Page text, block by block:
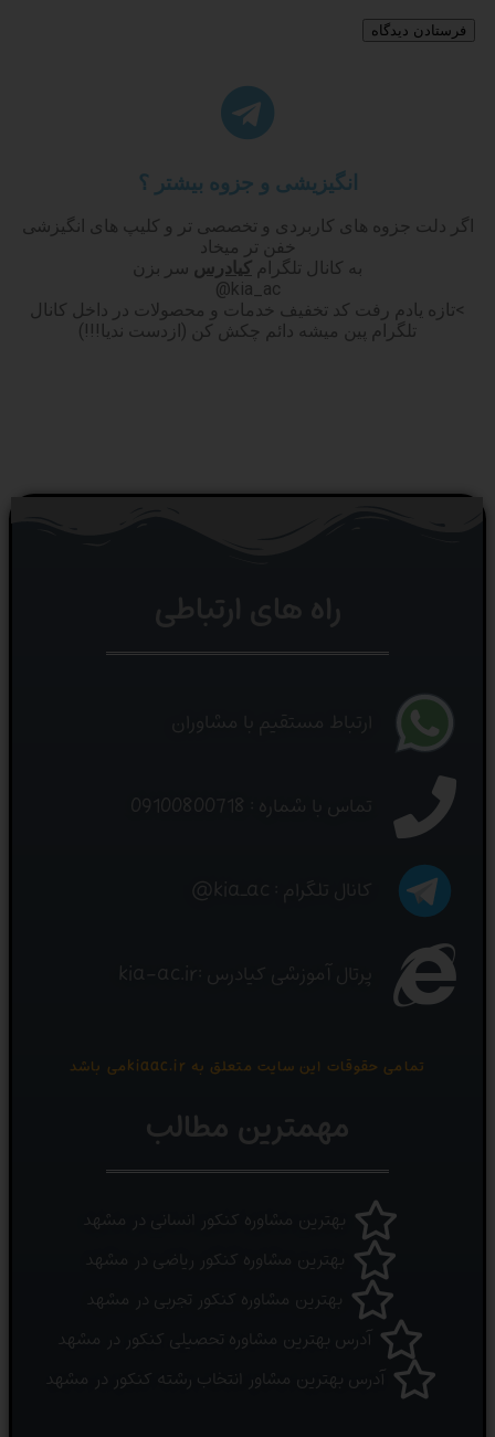
انگیزیشی و جزوه بیشتر ؟
اگر دلت جزوه های کاربردی و تخصصی تر و کلیپ های انگیزشی
خفن تر میخاد
به کانال تلگرام کیادرس سر بزن
kia_ac@
>تازه یادم رفت کد تخفیف خدمات و محصولات در داخل کانال
تلگرام پین میشه دائم چکش کن (ازدست ندیا!!!)
ارتباط مستقیم با مشاوران
تماس با شماره : 09100800718
کانال تلگرام : kia_ac@
پرتال آموزشی کیادرس :kia-ac.ir
تمامی حقوقات این سایت متعلق به kiaac.irمی باشد
مهمترین مطالب
بهترین مشاوره کنکور انسانی در مشهد
بهترین مشاوره کنکور ریاضی در مشهد
بهترین مشاوره کنکور تجربی در مشهد
آدرس بهترین مشاوره تحصیلی کنکور در مشهد
آدرس بهترین مشاور انتخاب رشته کنکور در مشهد